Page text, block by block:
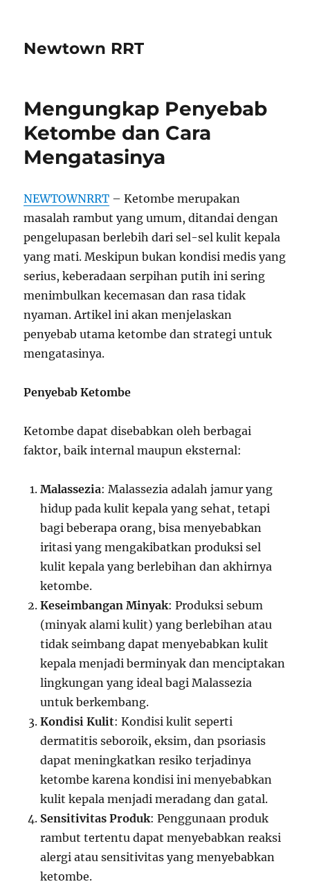
Newtown RRT
Mengungkap Penyebab
Ketombe dan Cara
Mengatasinya
NEWTOWNRRT – Ketombe merupakan
masalah rambut yang umum, ditandai dengan
pengelupasan berlebih dari sel-sel kulit kepala
yang mati. Meskipun bukan kondisi medis yang
serius, keberadaan serpihan putih ini sering
menimbulkan kecemasan dan rasa tidak
nyaman. Artikel ini akan menjelaskan
penyebab utama ketombe dan strategi untuk
mengatasinya.
Penyebab Ketombe
Ketombe dapat disebabkan oleh berbagai
faktor, baik internal maupun eksternal:
Malassezia: Malassezia adalah jamur yang
hidup pada kulit kepala yang sehat, tetapi
bagi beberapa orang, bisa menyebabkan
iritasi yang mengakibatkan produksi sel
kulit kepala yang berlebihan dan akhirnya
ketombe.
Keseimbangan Minyak: Produksi sebum
(minyak alami kulit) yang berlebihan atau
tidak seimbang dapat menyebabkan kulit
kepala menjadi berminyak dan menciptakan
lingkungan yang ideal bagi Malassezia
untuk berkembang.
Kondisi Kulit: Kondisi kulit seperti
dermatitis seboroik, eksim, dan psoriasis
dapat meningkatkan resiko terjadinya
ketombe karena kondisi ini menyebabkan
kulit kepala menjadi meradang dan gatal.
Sensitivitas Produk: Penggunaan produk
rambut tertentu dapat menyebabkan reaksi
alergi atau sensitivitas yang menyebabkan
ketombe.